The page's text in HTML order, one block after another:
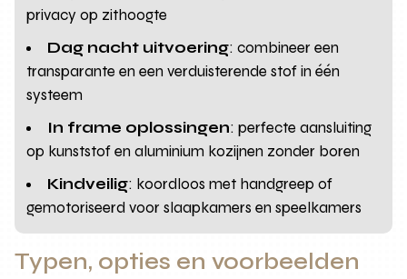
privacy op zithoogte
Dag nacht uitvoering: combineer een
transparante en een verduisterende stof in één
systeem
In frame oplossingen: perfecte aansluiting
op kunststof en aluminium kozijnen zonder boren
Kindveilig: koordloos met handgreep of
gemotoriseerd voor slaapkamers en speelkamers
Typen, opties en voorbeelden